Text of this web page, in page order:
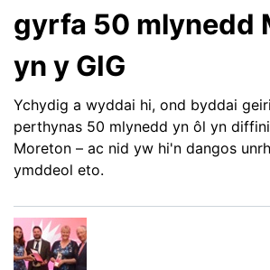
gyrfa 50 mlynedd
yn y GIG
Ychydig a wyddai hi, ond byddai
perthynas 50 mlynedd yn ôl yn
Moreton – ac nid yw hi'n dangos
ymddeol eto.